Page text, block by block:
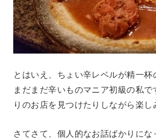
とはいえ、ちょい辛レベルが精一杯
まだまだ辛いものマニア初級の私で
りのお店を見つけたりしながら楽
さてさて、個人的なお話ばかりに